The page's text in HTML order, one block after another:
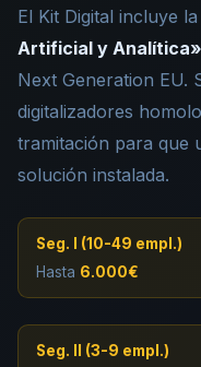
El Kit Digital incluye
Artificial y Analítica»
Next Generation EU.
digitalizadores
tramitación para que
solución instalada.
Seg. I (10-49 empl.)
Hasta 6.000€
Seg. II (3-9 empl.)